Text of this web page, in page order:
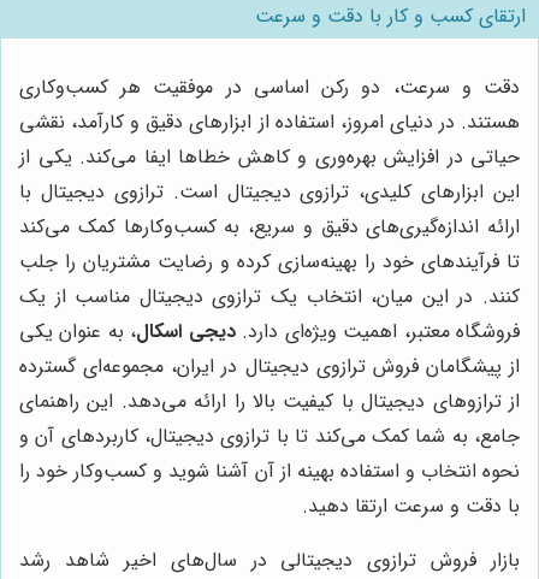
ارتقای کسب و کار با دقت و سرعت
دقت و سرعت، دو رکن اساسی در موفقیت هر کسب‌وکاری
هستند. در دنیای امروز، استفاده از ابزارهای دقیق و کارآمد، نقشی
حیاتی در افزایش بهره‌وری و کاهش خطاها ایفا می‌کند. یکی از
این ابزارهای کلیدی، ترازوی دیجیتال است. ترازوی دیجیتال با
ارائه اندازه‌گیری‌های دقیق و سریع، به کسب‌وکارها کمک می‌کند
تا فرآیندهای خود را بهینه‌سازی کرده و رضایت مشتریان را جلب
کنند. در این میان، انتخاب یک ترازوی دیجیتال مناسب از یک
فروشگاه معتبر، اهمیت ویژه‌ای دارد.دیجی اسکال، به عنوان یکی
از پیشگامان فروش ترازوی دیجیتال در ایران، مجموعه‌ای گسترده
از ترازوهای دیجیتال با کیفیت بالا را ارائه می‌دهد. این راهنمای
جامع، به شما کمک می‌کند تا با ترازوی دیجیتال، کاربردهای آن و
نحوه انتخاب و استفاده بهینه از آن آشنا شوید و کسب‌وکار خود را
با دقت و سرعت ارتقا دهید.
بازار فروش ترازوی دیجیتالی در سال‌های اخیر شاهد رشد